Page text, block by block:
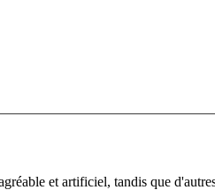
et artificiel, tandis que